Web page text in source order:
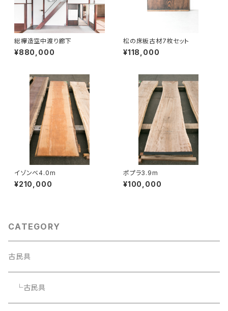
総欅造空中渡り廊下
¥880,000
松の床板古材7枚セット
¥118,000
イゾンベ4.0m
¥210,000
ポプラ3.9m
¥100,000
CATEGORY
古民具
└古民具